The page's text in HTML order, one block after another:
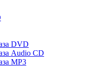
DVD
Audio CD
MP3